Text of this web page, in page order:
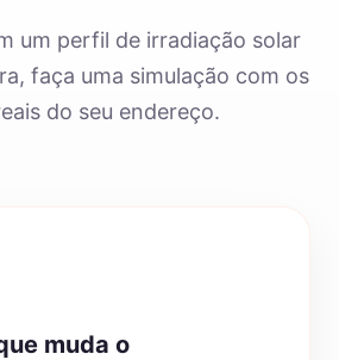
um perfil de irradiação solar
faça uma simulação com os
do seu endereço.
muda o